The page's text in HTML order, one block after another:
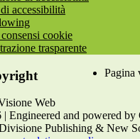
accessibilità
cookie
trasparente
Pagina
Engineered and powered by
Publishing & New